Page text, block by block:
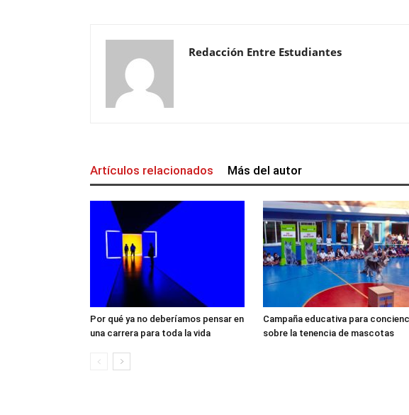
Redacción Entre Estudiantes
Artículos relacionados Más del autor
Por qué ya no deberíamos pensar en
una carrera para toda la vida
Campaña educativa para
sobre la tenencia de mascotas